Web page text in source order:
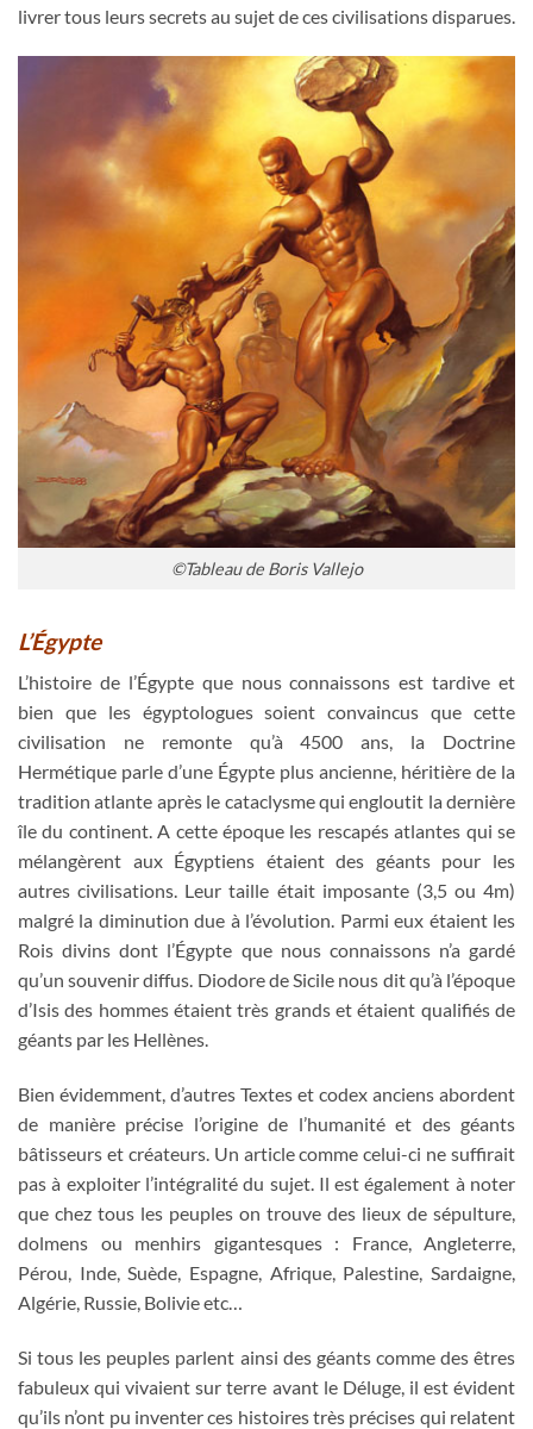
livrer tous leurs secrets au sujet de ces civilisations disparues.
©Tableau de Boris Vallejo
L’Égypte
L’histoire de l’Égypte que nous connaissons est tardive et
bien que les égyptologues soient convaincus que cette
civilisation ne remonte qu’à 4500 ans, la Doctrine
Hermétique parle d’une Égypte plus ancienne, héritière de la
tradition atlante après le cataclysme qui engloutit la dernière
île du continent. A cette époque les rescapés atlantes qui se
mélangèrent aux Égyptiens étaient des géants pour les
autres civilisations. Leur taille était imposante (3,5 ou 4m)
malgré la diminution due à l’évolution. Parmi eux étaient les
Rois divins dont l’Égypte que nous connaissons n’a gardé
qu’un souvenir diffus. Diodore de Sicile nous dit qu’à l’époque
d’Isis des hommes étaient très grands et étaient qualifiés de
géants par les Hellènes.
Bien évidemment, d’autres Textes et codex anciens abordent
de manière précise l’origine de l’humanité et des géants
bâtisseurs et créateurs. Un article comme celui-ci ne suffirait
pas à exploiter l’intégralité du sujet. Il est également à noter
que chez tous les peuples on trouve des lieux de sépulture,
dolmens ou menhirs gigantesques : France, Angleterre,
Pérou, Inde, Suède, Espagne, Afrique, Palestine, Sardaigne,
Algérie, Russie, Bolivie etc…
Si tous les peuples parlent ainsi des géants comme des êtres
fabuleux qui vivaient sur terre avant le Déluge, il est évident
qu’ils n’ont pu inventer ces histoires très précises qui relatent